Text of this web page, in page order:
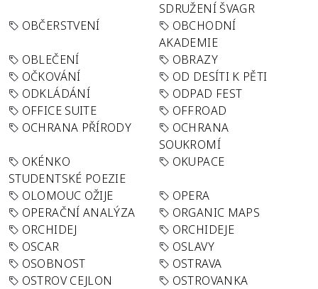
SDRUŽENÍ ŠVAGR
OBČERSTVENÍ
OBCHODNÍ
AKADEMIE
OBLEČENÍ
OBRAZY
OČKOVÁNÍ
OD DESÍTI K PĚTI
ODKLÁDÁNÍ
ODPAD FEST
OFFICE SUITE
OFFROAD
OCHRANA PŘÍRODY
OCHRANA
SOUKROMÍ
OKÉNKO
STUDENTSKÉ POEZIE
OKUPACE
OLOMOUC OŽIJE
OPERA
OPERAČNÍ ANALÝZA
ORGANIC MAPS
ORCHIDEJ
ORCHIDEJE
OSCAR
OSLAVY
OSOBNOST
OSTRAVA
OSTROV CEJLON
OSTROVANKA